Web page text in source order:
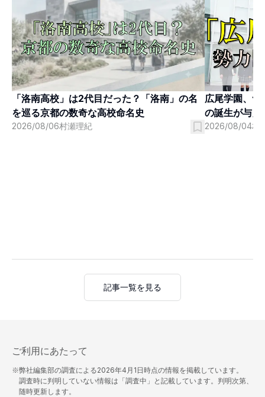
「洛南高校」は2代目だった？「洛南」の名
を巡る京都の数奇な高校命名史
2026/08/06村瀬理紀
広尾学園、
の誕生が与え
2026/08/04村
記事一覧を見る
ご利用にあたって
※弊社編集部の調査による2026年4月1日時点の情報を掲載しています。
調査時に判明していない情報は「調査中」と記載しています。判明次第、
随時更新します。